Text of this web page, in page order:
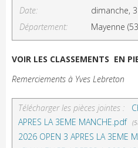
Date:
dimanche,
Département:
Mayenne
VOIR LES CLASSEMENTS EN
Remerciements à Yves Lebreton
Télécharger les pièces jointes :
APRES LA 3EME MANCHE.pdf
2026 OPEN 3 APRES LA 3EME